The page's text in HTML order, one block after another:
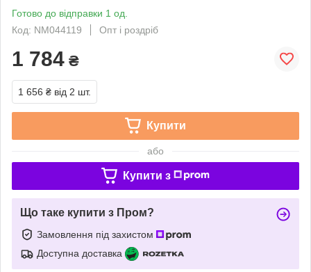
Готово до відправки 1 од.
Код: NM044119
Опт і роздріб
1 784 ₴
1 656 ₴ від 2 шт.
Купити
або
Купити з
Що таке купити з Пром?
Замовлення під захистом
Доступна доставка